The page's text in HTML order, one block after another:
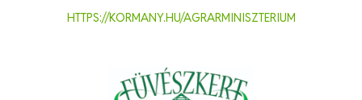
HTTPS://KORMANY.HU/AGRARMINISZTERIUM